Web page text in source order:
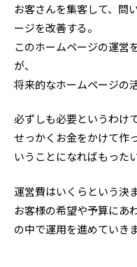
お客さんを集客して、問
ージを改善する。
このホームページの運営
が、
将来的なホームページの
必ずしも必要というわけ
せっかくお金をかけて作
いうことになればもった
運営費はいくらという決
お客様の希望や予算にあ
の中で運用を進めていきま